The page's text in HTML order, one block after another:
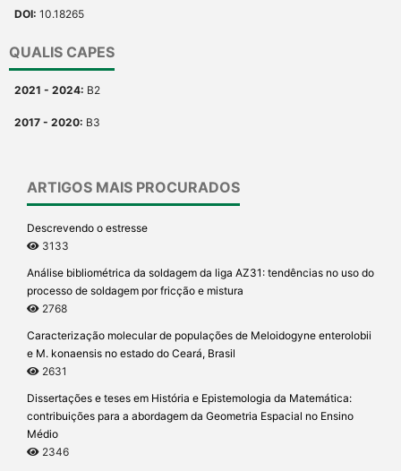
DOI: 10.18265
QUALIS CAPES
2021 - 2024: B2
2017 - 2020: B3
ARTIGOS MAIS PROCURADOS
Descrevendo o estresse
3133
Análise bibliométrica da soldagem da liga AZ31: tendências no uso do
processo de soldagem por fricção e mistura
2768
Caracterização molecular de populações de Meloidogyne enterolobii
e M. konaensis no estado do Ceará, Brasil
2631
Dissertações e teses em História e Epistemologia da Matemática:
contribuições para a abordagem da Geometria Espacial no Ensino
Médio
2346